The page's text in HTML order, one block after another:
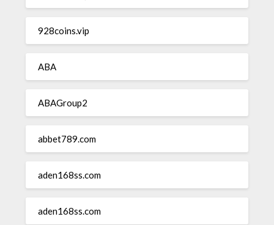
928coins.vip
ABA
ABAGroup2
abbet789.com
aden168ss.com
aden168ss.com